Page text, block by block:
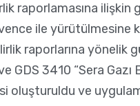
raporlamasına
ile
raporlarına yönelik
GDS 3410 “Sera
oluşturuldu ve